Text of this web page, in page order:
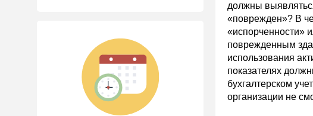
локальные акты
Рабочее время и режим
труда
Отпуск и время отдыха
Оплата труда
должны
«поврежден»? В
«испорченности»
поврежденным
использования
показателях
бухгалтерском
организации не